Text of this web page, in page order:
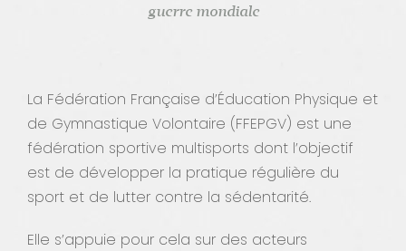
guerre mondiale
La Fédération Française d’Éducation Physique et
de Gymnastique Volontaire (FFEPGV) est une
fédération sportive multisports dont l’objectif
est de développer la pratique régulière du
sport et de lutter contre la sédentarité.
Elle s’appuie pour cela sur des acteurs